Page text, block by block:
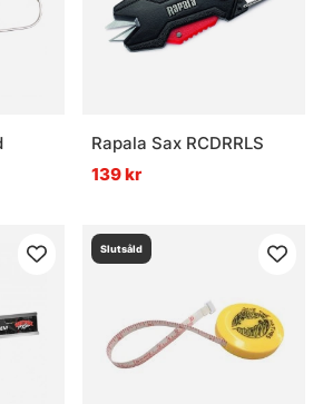
Rapala Sax RCDRRLS
139 kr
Slutsåld